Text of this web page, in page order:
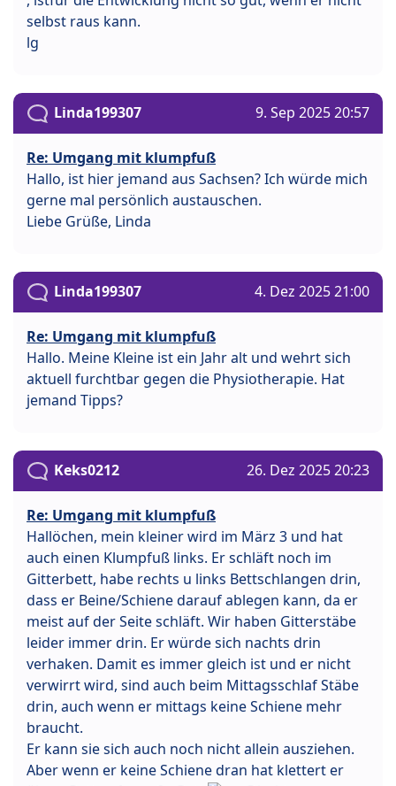
selbst raus kann.
lg
Linda199307 9. Sep 2025 20:57
Re: Umgang mit klumpfuß
Hallo, ist hier jemand aus Sachsen? Ich würde mich
gerne mal persönlich austauschen.
Liebe Grüße, Linda
Linda199307 4. Dez 2025 21:00
Re: Umgang mit klumpfuß
Hallo. Meine Kleine ist ein Jahr alt und wehrt sich
aktuell furchtbar gegen die Physiotherapie. Hat
jemand Tipps?
Keks0212 26. Dez 2025 20:23
Re: Umgang mit klumpfuß
Hallöchen, mein kleiner wird im März 3 und hat
auch einen Klumpfuß links. Er schläft noch im
Gitterbett, habe rechts u links Bettschlangen drin,
dass er Beine/Schiene darauf ablegen kann, da er
meist auf der Seite schläft. Wir haben Gitterstäbe
leider immer drin. Er würde sich nachts drin
verhaken. Damit es immer gleich ist und er nicht
verwirrt wird, sind auch beim Mittagsschlaf Stäbe
drin, auch wenn er mittags keine Schiene mehr
braucht.
Er kann sie sich auch noch nicht allein ausziehen.
Aber wenn er keine Schiene dran hat klettert er